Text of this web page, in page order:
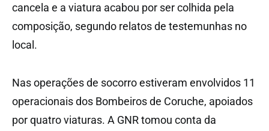
cancela e a viatura acabou por ser colhida pela
composição, segundo relatos de testemunhas no
local.
Nas operações de socorro estiveram envolvidos 11
operacionais dos Bombeiros de Coruche, apoiados
por quatro viaturas. A GNR tomou conta da